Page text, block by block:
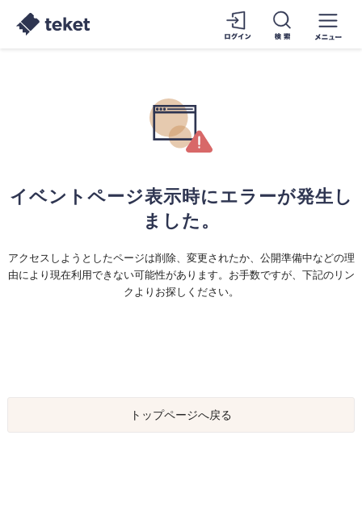
イベントページ表示時にエラーが発生し
ました。
アクセスしようとしたページは削除、変更されたか、公開準備中などの理
由により現在利用できない可能性があります。お手数ですが、下記のリン
クよりお探しください。
トップページへ戻る